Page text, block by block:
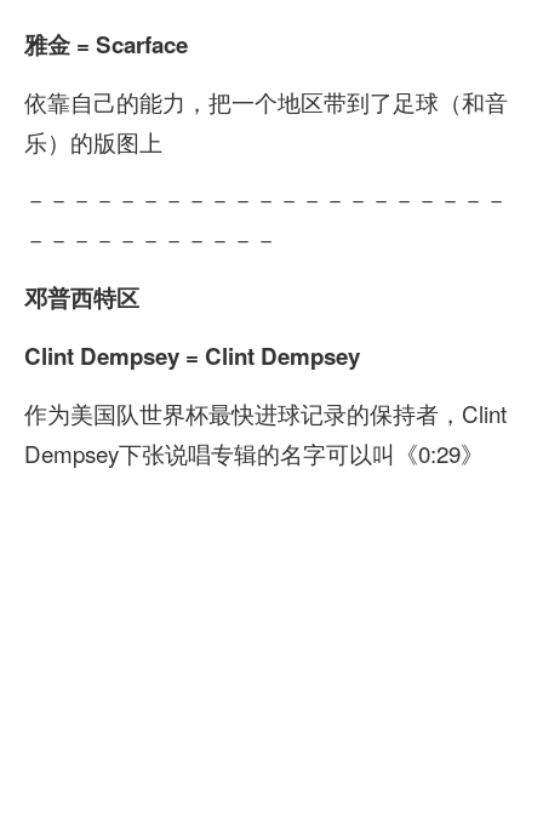
雅金 = Scarface
依靠自己的能力，把一个地区带到了足球（和音
乐）的版图上
－－－－－－－－－－－－－－－－－－－－－
－－－－－－－－－－－
邓普西特区
Clint Dempsey = Clint Dempsey
作为美国队世界杯最快进球记录的保持者，Clint
Dempsey下张说唱专辑的名字可以叫《0:29》